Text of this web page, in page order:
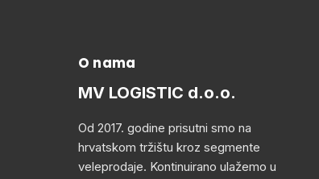
O nama
MV LOGISTIC d.o.o.
Od 2017. godine prisutni smo na
hrvatskom tržištu kroz segmente
veleprodaje. Kontinuirano ulažemo u